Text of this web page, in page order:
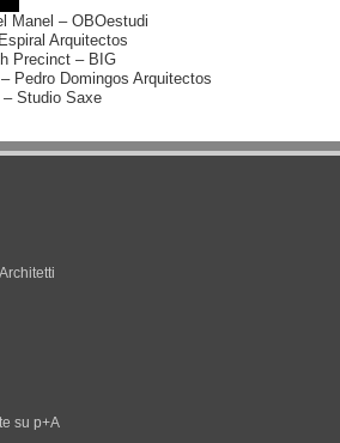
Manel – OBOestudi
Arquitectos
Precinct – BIG
Pedro Domingos Arquitectos
Studio Saxe
su p+A